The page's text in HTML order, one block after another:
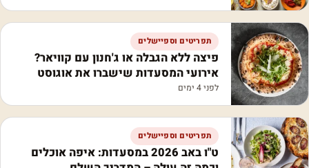
תפריטים וספיישלים
פיצה ללא הגבלה או ג'חנון עם קוויאר?
אירועי המסעדות שישברו את אוגוסט
לפני 4 ימים
תפריטים וספיישלים
ט"ו באב 2026 במסעדות: איפה אוכלים